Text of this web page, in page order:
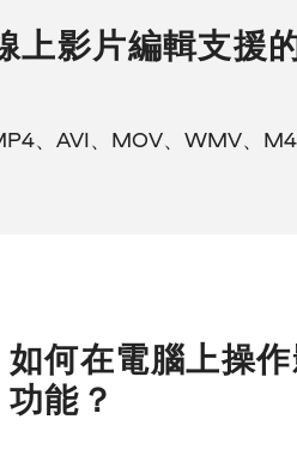
上影片編輯支援
、AVI、MOV、WMV、
如何在電腦上操
功能？